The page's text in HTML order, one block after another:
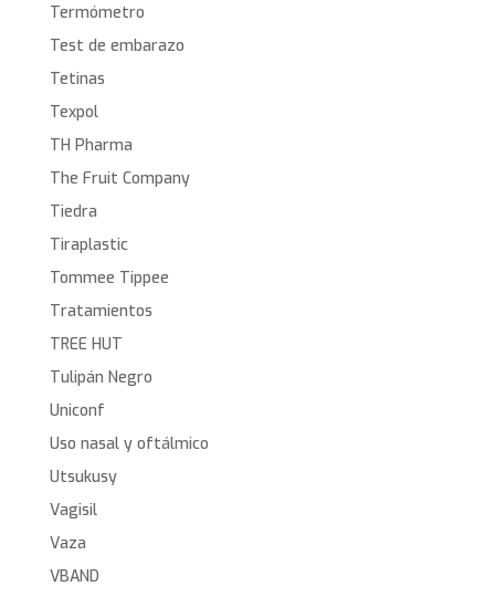
Termómetro
Test de embarazo
Tetinas
Texpol
TH Pharma
The Fruit Company
Tiedra
Tiraplastic
Tommee Tippee
Tratamientos
TREE HUT
Tulipán Negro
Uniconf
Uso nasal y oftálmico
Utsukusy
Vagisil
Vaza
VBAND